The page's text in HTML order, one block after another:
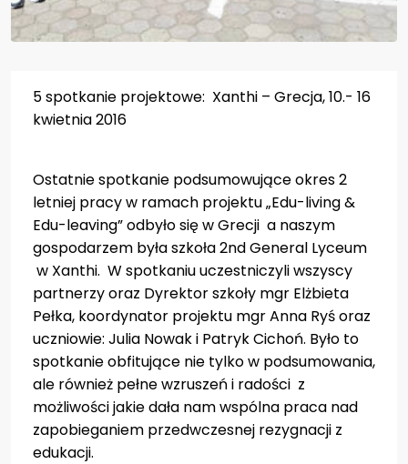
Konkurs
Kontakt
5 spotkanie projektowe: Xanthi – Grecja, 10.- 16
kwietnia 2016
Ostatnie spotkanie podsumowujące okres 2
letniej pracy w ramach projektu „Edu-living &
Edu-leaving” odbyło się w Grecji a naszym
gospodarzem była szkoła 2nd General Lyceum
w Xanthi. W spotkaniu uczestniczyli wszyscy
partnerzy oraz Dyrektor szkoły mgr Elżbieta
Pełka, koordynator projektu mgr Anna Ryś oraz
uczniowie: Julia Nowak i Patryk Cichoń. Było to
spotkanie obfitujące nie tylko w podsumowania,
ale również pełne wzruszeń i radości z
możliwości jakie dała nam wspólna praca nad
zapobieganiem przedwczesnej rezygnacji z
edukacji.